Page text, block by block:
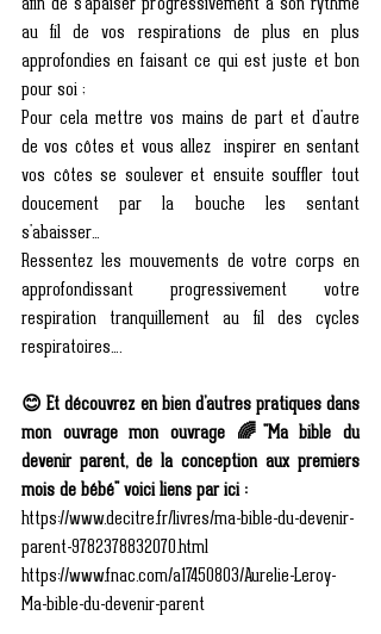
afin de s’apaiser progressivement à son rythme
au fil de vos respirations de plus en plus
approfondies en faisant ce qui est juste et bon
pour soi ;
Pour cela mettre vos mains de part et d'autre
de vos côtes et vous allez  inspirer en sentant
vos côtes se soulever et ensuite souffler tout
doucement par la bouche les sentant
s'abaisser…
Ressentez les mouvements de votre corps en
approfondissant progressivement votre
respiration tranquillement au fil des cycles
respiratoires….
😊 Et découvrez en bien d’autres pratiques dans
mon ouvrage mon ouvrage 🌈"Ma bible du
devenir parent, de la conception aux premiers
mois de bébé" voici liens par ici :
https://www.decitre.fr/livres/ma-bible-du-devenir-
parent-9782378832070.html
https://www.fnac.com/a17450803/Aurelie-Leroy-
Ma-bible-du-devenir-parent